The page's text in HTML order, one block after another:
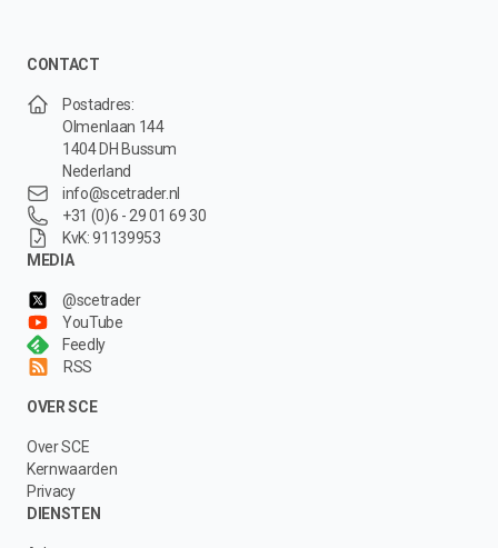
CONTACT
Postadres:
Olmenlaan 144
1404 DH Bussum
Nederland
info@scetrader.nl
+31 (0)6 - 29 01 69 30
KvK: 91139953
MEDIA
@scetrader
YouTube
Feedly
RSS
OVER SCE
Over SCE
Kernwaarden
Privacy
DIENSTEN